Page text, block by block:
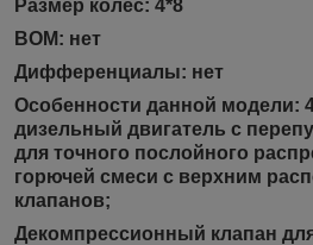
Размер колес: 4*8
ВОМ: нет
Дифференциалы: нет
Особенности данной модели:
дизельный двигатель с
для точного послойного
горючей смеси с верхним
клапанов;
Декомпрессионный клапан